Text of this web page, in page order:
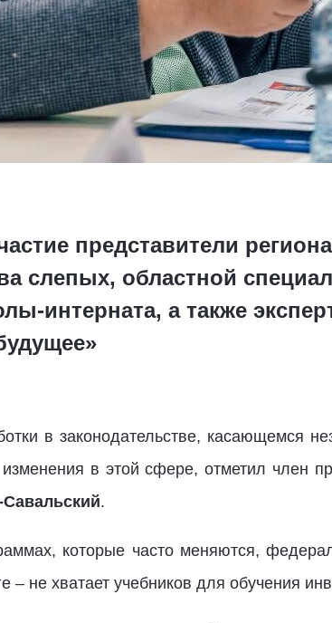
представители
слепых, областной
интерната, а также
в законодательстве, касающемся
в этой сфере, отметил член
.
которые часто меняются,
– не хватает учебников для обучения